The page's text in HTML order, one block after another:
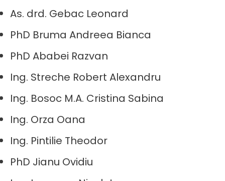
As. drd. Gebac Leonard
PhD Bruma Andreea Bianca
PhD Ababei Razvan
Ing. Streche Robert Alexandru
Ing. Bosoc M.A. Cristina Sabina
Ing. Orza Oana
Ing. Pintilie Theodor
PhD Jianu Ovidiu